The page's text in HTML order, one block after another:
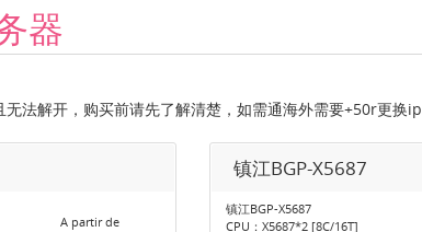
器
法解开，购买前请先了解清楚，如需通海外需要+50r更换ip
A partir de
镇江BGP-X5687
镇江BGP-X5687
CPU：X5687*2 [8C/16T]